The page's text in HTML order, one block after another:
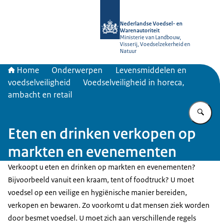
Nederlandse Voedsel- en
Warenautoriteit
Ministerie van Landbouw,
Visserij, Voedselzekerheid en
Natuur
Home Onderwerpen
Levensmiddelen en
voedselveiligheid
Voedselveiligheid in horeca,
ambacht en retail
Eten en drinken verkopen op
markten en evenementen
Verkoopt u eten en drinken op markten en evenementen?
Bijvoorbeeld vanuit een kraam, tent of foodtruck? U moet
voedsel op een veilige en hygiënische manier bereiden,
verkopen en bewaren. Zo voorkomt u dat mensen ziek worden
door besmet voedsel. U moet zich aan verschillende regels